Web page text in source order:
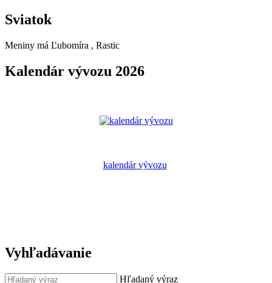
Sviatok
Meniny má Ľubomíra , Rastic
Kalendár vývozu 2026
kalendár vývozu
Vyhľadávanie
Hľadaný výraz